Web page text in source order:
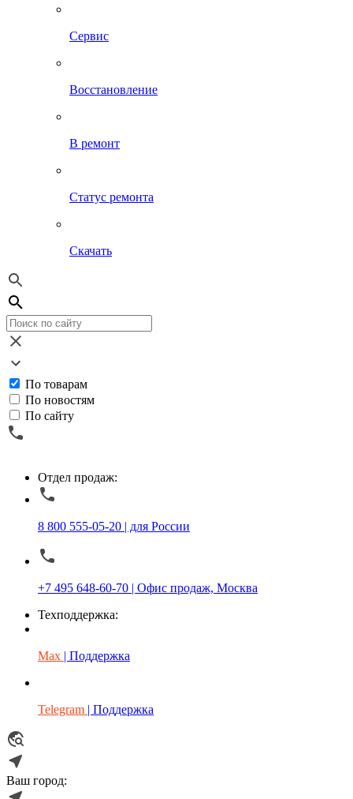
Сервис
Восстановление
В ремонт
Статус ремонта
Скачать
По товарам
По новостям
По сайту
Отдел продаж:
8 800 555-05-20 | для России
+7 495 648-60-70 | Офис продаж, Москва
Техподдержка:
Max | Поддержка
Telegram | Поддержка
Ваш город: